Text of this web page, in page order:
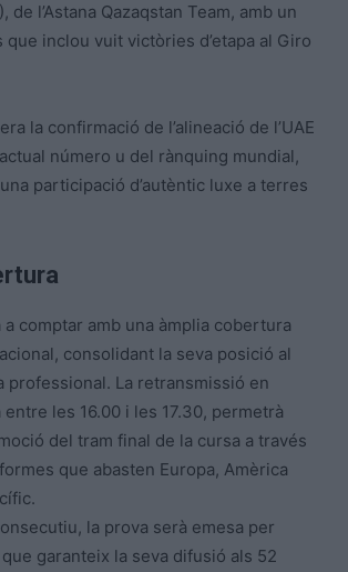
de l’Astana Qazaqstan Team, amb un
que inclou vuit victòries d’etapa al Giro
la confirmació de l’alineació de l’UAE
número u del rànquing mundial,
participació d’autèntic luxe a terres
a comptar amb una àmplia cobertura
consolidant la seva posició al
professional. La retransmissió en
les 16.00 i les 17.30, permetrà
del tram final de la cursa a través
que abasten Europa, Amèrica
la prova serà emesa per
garanteix la seva difusió als 52